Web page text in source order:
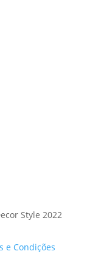
Style 2022
e Condições